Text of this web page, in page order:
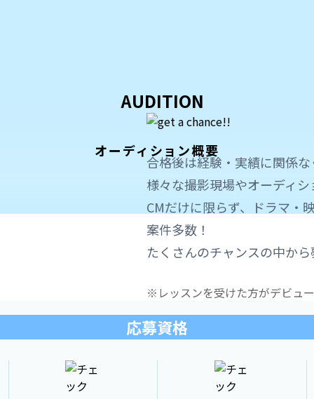
オーディション概要
合格後は経験・実績に関係な
様々な撮影現場やオーディ
CMだけに限らず、ドラマ・
案件多数！
たくさんのチャンスの中か
※レッスンを受けた方がデビュ
応募資格